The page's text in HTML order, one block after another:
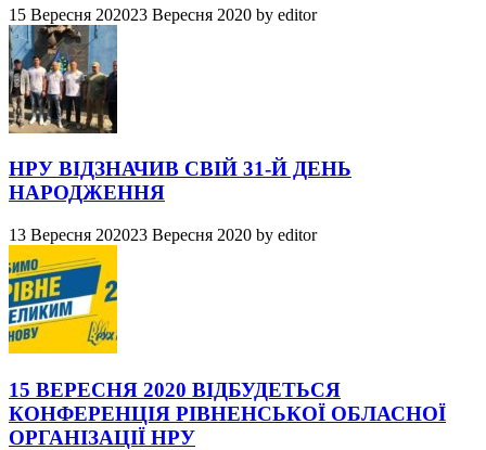
15 Вересня 202023 Вересня 2020 by editor
НРУ ВІДЗНАЧИВ СВІЙ 31-Й ДЕНЬ
НАРОДЖЕННЯ
13 Вересня 202023 Вересня 2020 by editor
15 ВЕРЕСНЯ 2020 ВІДБУДЕТЬСЯ
КОНФЕРЕНЦІЯ РІВНЕНСЬКОЇ ОБЛАСНОЇ
ОРГАНІЗАЦІЇ НРУ